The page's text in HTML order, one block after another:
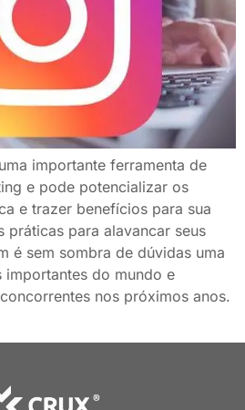
importante ferramenta de
e pode potencializar os
e trazer benefícios para sua
práticas para alavancar seus
é sem sombra de dúvidas uma
importantes do mundo e
nos próximos anos.